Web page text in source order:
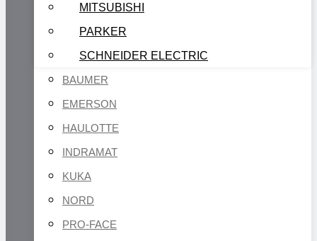
MITSUBISHI
PARKER
SCHNEIDER ELECTRIC
BAUMER
EMERSON
HAULOTTE
INDRAMAT
KUKA
NORD
PRO-FACE